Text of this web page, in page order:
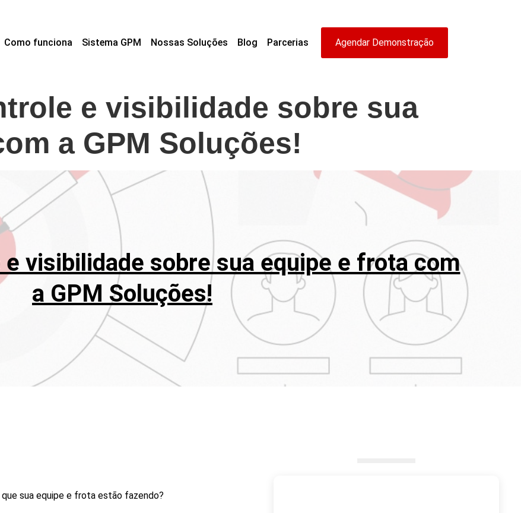
Como funciona Sistema GPM Nossas Soluções Blog Parcerias Agendar Demonstração
e visibilidade sobre sua
a GPM Soluções!
visibilidade sobre sua equipe e frota com
a GPM Soluções!
sua equipe e frota estão fazendo?